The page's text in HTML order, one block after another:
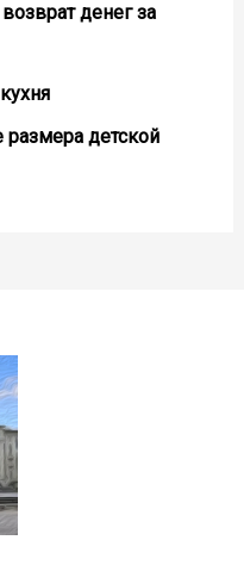
денег за
размера детской